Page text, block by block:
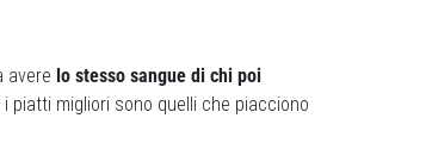
avere lo stesso sangue di chi poi
piatti migliori sono quelli che piacciono